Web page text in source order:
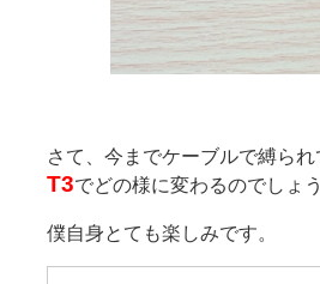
さて、今までケーブルで縛ら
T3でどの様に変わるのでしょ
僕自身とても楽しみです。